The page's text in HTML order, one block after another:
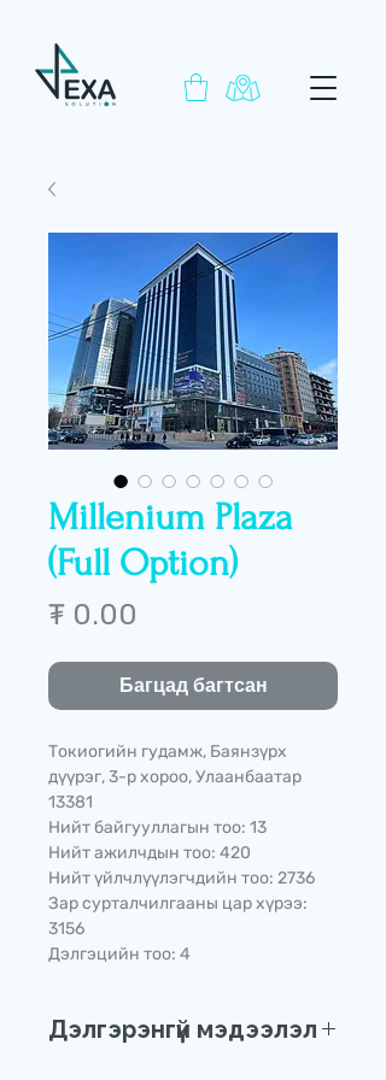
Millenium Plaza
(Full Option)
₮ 0.00
Багцад багтсан
Токиогийн гудамж, Баянзүрх
дүүрэг, 3-р хороо, Улаанбаатар
13381
Нийт байгууллагын тоо: 13
Нийт ажилчдын тоо: 420
Нийт үйлчлүүлэгчдийн тоо: 2736
Зар сурталчилгааны цар хүрээ:
3156
Дэлгэцийн тоо: 4
Дэлгэрэнгүй мэдээлэл